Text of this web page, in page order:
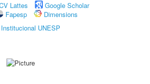
Lattes
Google Scholar
Fapesp
Dimensions
UNESP